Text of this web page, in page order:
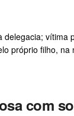
próprio filho,
com